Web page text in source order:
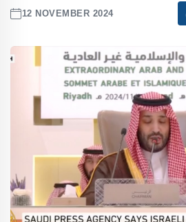
12 NOVEMBER 2024